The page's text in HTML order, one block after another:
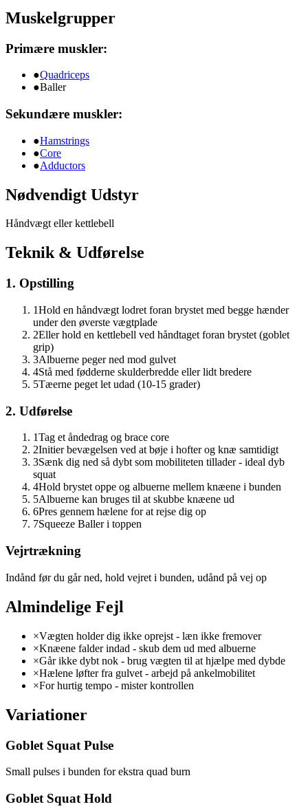
Muskelgrupper
Primære muskler:
●Quadriceps
●Baller
Sekundære muskler:
●Hamstrings
●Core
●Adductors
Nødvendigt Udstyr
Håndvægt eller kettlebell
Teknik & Udførelse
1. Opstilling
1Hold en håndvægt lodret foran brystet med begge hænder
under den øverste vægtplade
2Eller hold en kettlebell ved håndtaget foran brystet (goblet
grip)
3Albuerne peger ned mod gulvet
4Stå med fødderne skulderbredde eller lidt bredere
5Tæerne peget let udad (10-15 grader)
2. Udførelse
1Tag et åndedrag og brace core
2Initier bevægelsen ved at bøje i hofter og knæ samtidigt
3Sænk dig ned så dybt som mobiliteten tillader - ideal dyb
squat
4Hold brystet oppe og albuerne mellem knæene i bunden
5Albuerne kan bruges til at skubbe knæene ud
6Pres gennem hælene for at rejse dig op
7Squeeze Baller i toppen
Vejrtrækning
Indånd før du går ned, hold vejret i bunden, udånd på vej op
Almindelige Fejl
×Vægten holder dig ikke oprejst - læn ikke fremover
×Knæene falder indad - skub dem ud med albuerne
×Går ikke dybt nok - brug vægten til at hjælpe med dybde
×Hælene løfter fra gulvet - arbejd på ankelmobilitet
×For hurtig tempo - mister kontrollen
Variationer
Goblet Squat Pulse
Small pulses i bunden for ekstra quad burn
Goblet Squat Hold